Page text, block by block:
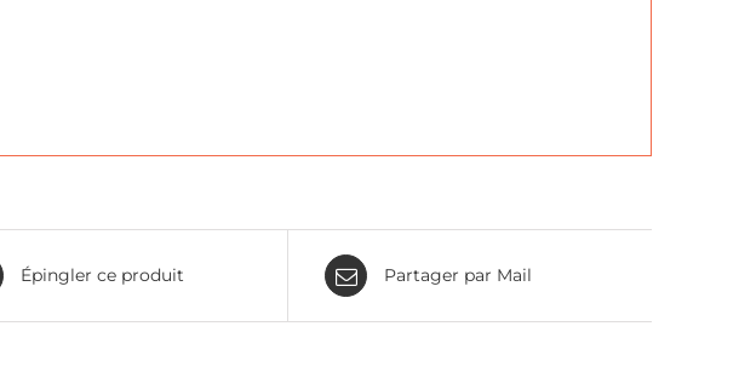
Épingler ce produit Partager par Mail